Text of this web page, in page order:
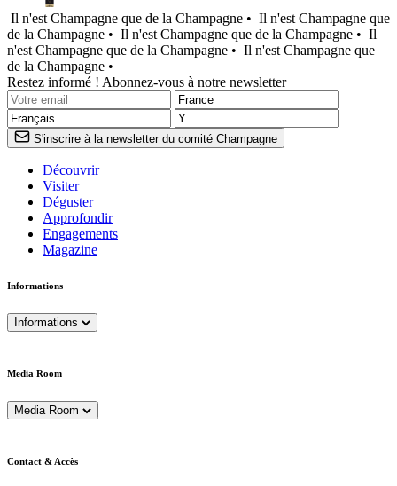
Il n'est Champagne que de la Champagne • Il n'est Champagne que
de la Champagne • Il n'est Champagne que de la Champagne • Il
n'est Champagne que de la Champagne • Il n'est Champagne que
de la Champagne •
Restez informé ! Abonnez-vous à notre newsletter
S'inscrire à la newsletter du comité Champagne
Découvrir
Visiter
Déguster
Approfondir
Engagements
Magazine
Informations
Informations
Media Room
Media Room
Contact & Accès